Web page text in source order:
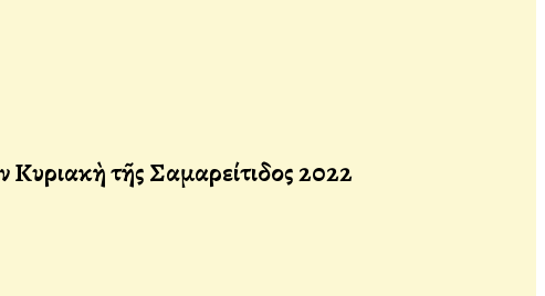
τῆς Σαμαρείτιδος 2022